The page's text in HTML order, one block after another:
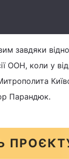
завдяки
ООН, коли у
Парандюк.